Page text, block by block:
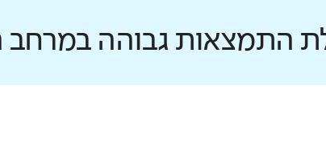
התמצאות גבוהה במרחב